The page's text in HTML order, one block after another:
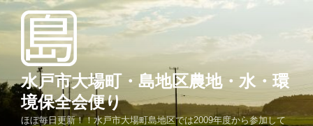
へ
水戸市大場町・島地区農地・水・環
境保全会便り
ほぼ毎日更新！！水戸市大場町島地区では2009年度から参加して